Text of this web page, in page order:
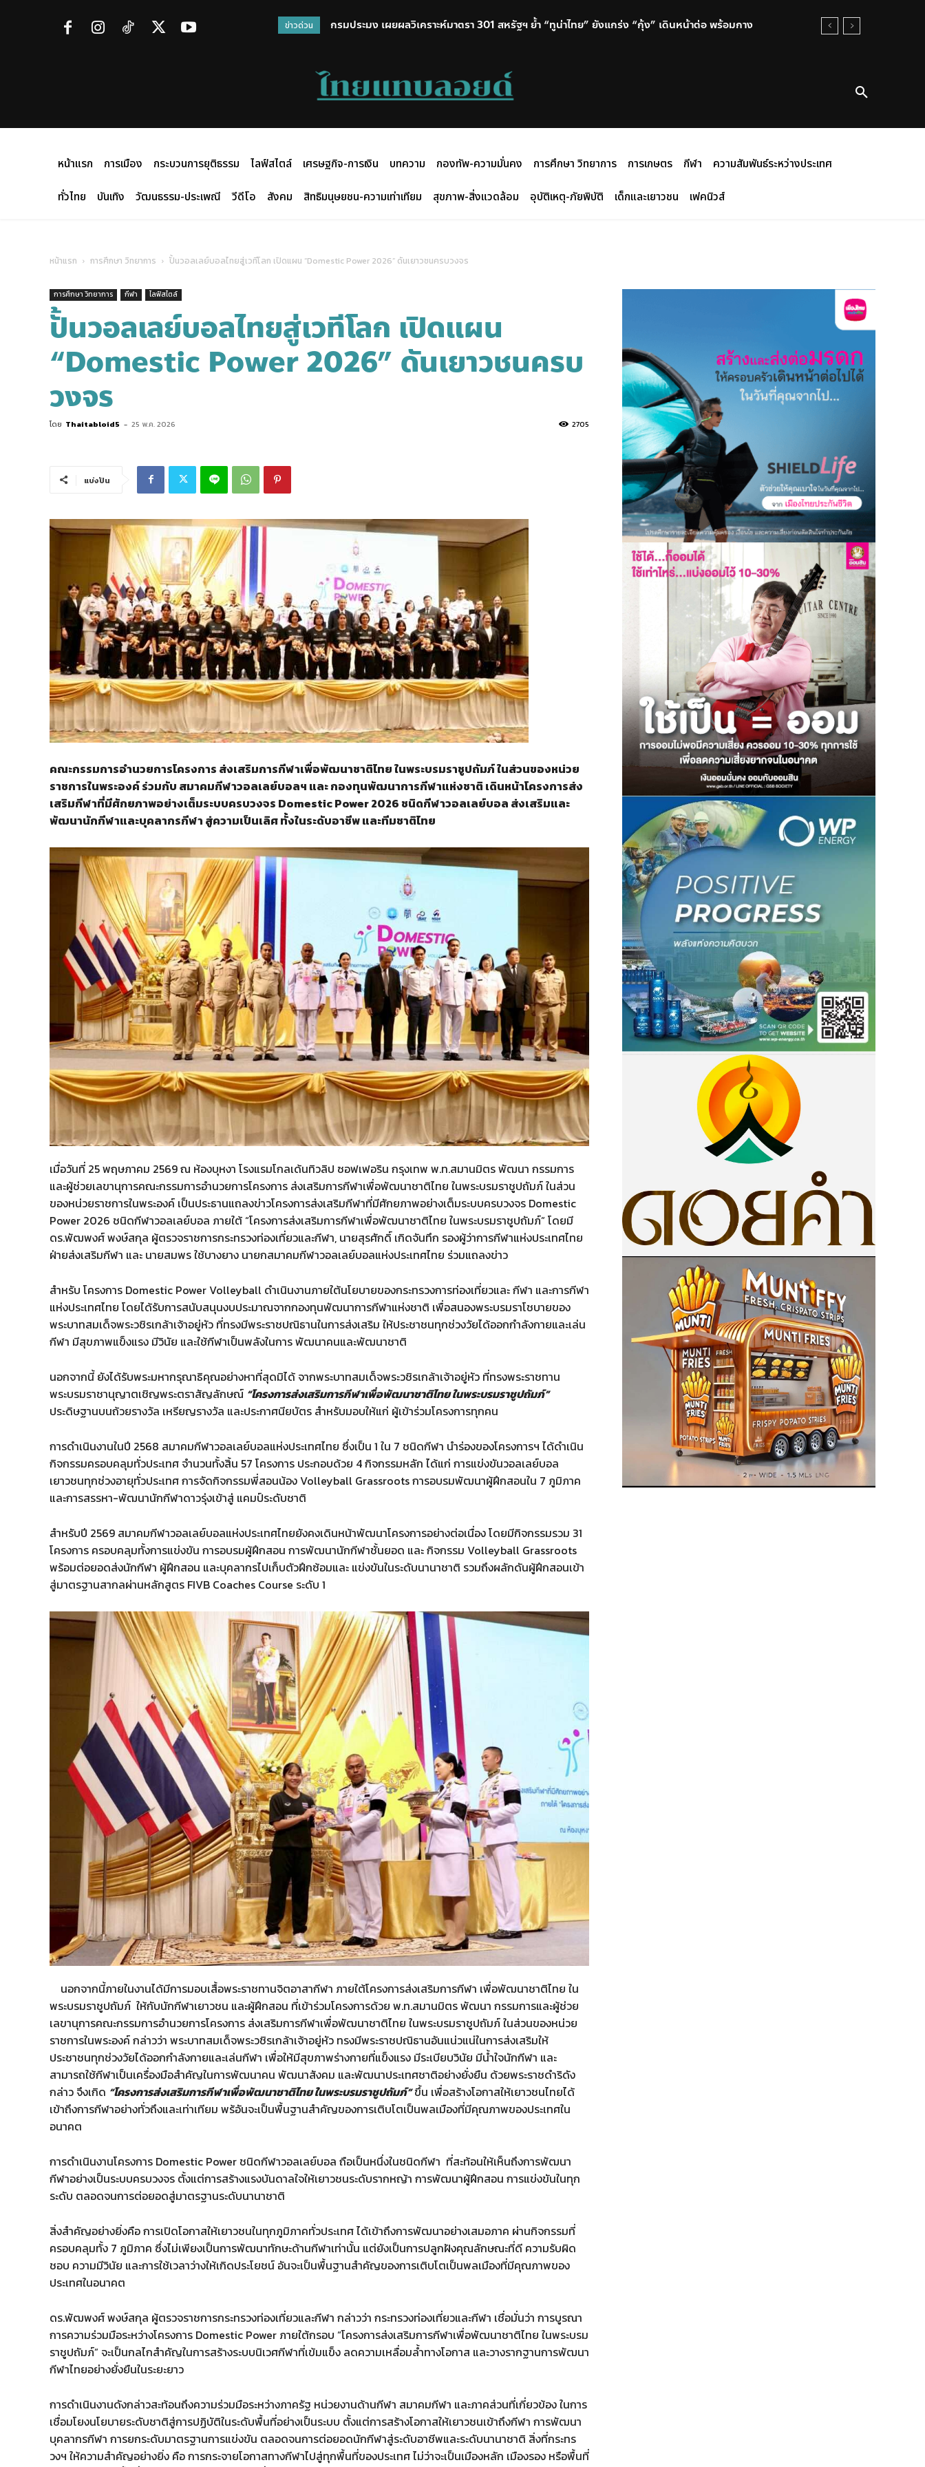
ข่าวด่วน
กรมประมง เผยผลวิเคราะห์มาตรา 301 สหรัฐฯ ย้ำ “ทูน่าไทย” ยังแกร่ง “กุ้ง” เดินหน้าต่อ พร้อมกาง
สืบ ตม.1 แฝงตัวจับหนุ่มยูกันดา อดีตนักฟุตบอล รับขายบริการชายต่างชาติ ผ่านแอปหาคู่ พบอยู่เกิน
หน้าแรก การเมือง กระบวนการยุติธรรม ไลฟ์สไตล์ เศรษฐกิจ-การเงิน บทความ กองทัพ-ความมั่นคง การศึกษา วิทยาการ การเกษตร กีฬา
ความสัมพันธ์ระหว่างประเทศ
ทั่วไทย
บันเทิง วัฒนธรรม-ประเพณี วีดีโอ สังคม สิทธิมนุษยชน-ความเท่าเทียม สุขภาพ-สิ่งแวดล้อม อุบัติเหตุ-ภัยพิบัติ เด็กและเยาวชน เฟคนิวส์
หน้าแรก การศึกษา วิทยาการ ปั้นวอลเลย์บอลไทยสู่เวทีโลก เปิดแผน “Domestic Power 2026” ดันเยาวชนครบวงจร
การศึกษา วิทยาการ กีฬา ไลฟ์สไตล์
ปั้นวอลเลย์บอลไทยสู่เวทีโลก เปิดแผน
“Domestic Power 2026” ดันเยาวชนครบ
วงจร
โดย Thaitabloid5 - 25 พ.ค. 2026 2705
แบ่งปัน
คณะกรรมการอำนวยการโครงการ ส่งเสริมการกีฬาเพื่อพัฒนาชาติไทย ในพระบรมราชูปถัมภ์ ในส่วนของหน่วย
ราชการในพระองค์ ร่วมกับ สมาคมกีฬาวอลเลย์บอลฯ และ กองทุนพัฒนาการกีฬาแห่งชาติ เดินหน้าโครงการส่ง
เสริมกีฬาที่มีศักยภาพอย่างเต็มระบบครบวงจร Domestic Power2026 ชนิดกีฬาวอลเลย์บอล ส่งเสริมและ
พัฒนานักกีฬาและบุคลากรกีฬา สู่ความเป็นเลิศ ทั้งในระดับอาชีพ และทีมชาติไทย
เมื่อวันที่ 25 พฤษภาคม 2569 ณ ห้องบุหงา โรงแรมโกลเด้นทิวลิป ซอฟเฟอริน กรุงเทพ พ.ท.สมานมิตร พัฒนา กรรมการ
และผู้ช่วยเลขานุการคณะกรรมการอำนวยการโครงการ ส่งเสริมการกีฬาเพื่อพัฒนาชาติไทย ในพระบรมราชูปถัมภ์ ในส่วน
ของหน่วยราชการในพระองค์ เป็นประธานแถลงข่าวโครงการส่งเสริมกีฬาที่มีศักยภาพอย่างเต็มระบบครบวงจร Domestic
Power 2026 ชนิดกีฬาวอลเลย์บอล ภายใต้ “โครงการส่งเสริมการกีฬาเพื่อพัฒนาชาติไทย ในพระบรมราชูปถัมภ์” โดยมี
ดร.พัฒพงศ์ พงษ์สกุล ผู้ตรวจราชการกระทรวงท่องเที่ยวและกีฬา, นายสุรศักดิ์ เกิดจันทึก รองผู้ว่าการกีฬาแห่งประเทศไทย
ฝ่ายส่งเสริมกีฬา และ นายสมพร ใช้บางยาง นายกสมาคมกีฬาวอลเลย์บอลแห่งประเทศไทย ร่วมแถลงข่าว
สำหรับ โครงการ Domestic Power Volleyball ดำเนินงานภายใต้นโยบายของกระทรวงการท่องเที่ยวและ กีฬา และการกีฬา
แห่งประเทศไทย โดยได้รับการสนับสนุนงบประมาณจากกองทุนพัฒนาการกีฬาแห่งชาติ เพื่อสนองพระบรมราโชบายของ
พระบาทสมเด็จพระวชิรเกล้าเจ้าอยู่หัว ที่ทรงมีพระราชปณิธานในการส่งเสริม ให้ประชาชนทุกช่วงวัยได้ออกกำลังกายและเล่น
กีฬา มีสุขภาพแข็งแรง มีวินัย และใช้กีฬาเป็นพลังในการ พัฒนาคนและพัฒนาชาติ
นอกจากนี้ ยังได้รับพระมหากรุณาธิคุณอย่างหาที่สุดมิได้ จากพระบาทสมเด็จพระวชิรเกล้าเจ้าอยู่หัว ที่ทรงพระราชทาน
พระบรมราชานุญาตเชิญพระตราสัญลักษณ์ “โครงการส่งเสริมการกีฬาเพื่อพัฒนาชาติไทย ในพระบรมราชูปถัมภ์”
ประดิษฐานบนถ้วยรางวัล เหรียญรางวัล และประกาศนียบัตร สำหรับมอบให้แก่ ผู้เข้าร่วมโครงการทุกคน
การดำเนินงานในปี 2568 สมาคมกีฬาวอลเลย์บอลแห่งประเทศไทย ซึ่งเป็น 1 ใน 7 ชนิดกีฬา นำร่องของโครงการฯ ได้ดำเนิน
กิจกรรมครอบคลุมทั่วประเทศ จำนวนทั้งสิ้น 57 โครงการ ประกอบด้วย 4 กิจกรรมหลัก ได้แก่ การแข่งขันวอลเลย์บอล
เยาวชนทุกช่วงอายุทั่วประเทศ การจัดกิจกรรมพี่สอนน้อง Volleyball Grassroots การอบรมพัฒนาผู้ฝึกสอนใน 7 ภูมิภาค
และการสรรหา-พัฒนานักกีฬาดาวรุ่งเข้าสู่ แคมป์ระดับชาติ
สำหรับปี 2569 สมาคมกีฬาวอลเลย์บอลแห่งประเทศไทยยังคงเดินหน้าพัฒนาโครงการอย่างต่อเนื่อง โดยมีกิจกรรมรวม 31
โครงการ ครอบคลุมทั้งการแข่งขัน การอบรมผู้ฝึกสอน การพัฒนานักกีฬาชั้นยอด และ กิจกรรม Volleyball Grassroots
พร้อมต่อยอดส่งนักกีฬา ผู้ฝึกสอน และบุคลากรไปเก็บตัวฝึกซ้อมและ แข่งขันในระดับนานาชาติ รวมถึงผลักดันผู้ฝึกสอนเข้า
สู่มาตรฐานสากลผ่านหลักสูตร FIVB Coaches Course ระดับ 1
นอกจากนี้ภายในงานได้มีการมอบเสื้อพระราชทานจิตอาสากีฬา ภายใต้โครงการส่งเสริมการกีฬา เพื่อพัฒนาชาติไทย ใน
พระบรมราชูปถัมภ์ ให้กับนักกีฬาเยาวชน และผู้ฝึกสอน ที่เข้าร่วมโครงการด้วย พ.ท.สมานมิตร พัฒนา กรรมการและผู้ช่วย
เลขานุการคณะกรรมการอำนวยการโครงการ ส่งเสริมการกีฬาเพื่อพัฒนาชาติไทย ในพระบรมราชูปถัมภ์ ในส่วนของหน่วย
ราชการในพระองค์ กล่าวว่า พระบาทสมเด็จพระวชิรเกล้าเจ้าอยู่หัว ทรงมีพระราชปณิธานอันแน่วแน่ในการส่งเสริมให้
ประชาชนทุกช่วงวัยได้ออกกำลังกายและเล่นกีฬา เพื่อให้มีสุขภาพร่างกายที่แข็งแรง มีระเบียบวินัย มีน้ำใจนักกีฬา และ
สามารถใช้กีฬาเป็นเครื่องมือสำคัญในการพัฒนาคน พัฒนาสังคม และพัฒนาประเทศชาติอย่างยั่งยืน ด้วยพระราชดำริดัง
กล่าว จึงเกิด “โครงการส่งเสริมการกีฬาเพื่อพัฒนาชาติไทย ในพระบรมราชูปถัมภ์”ขึ้น เพื่อสร้างโอกาสให้เยาวชนไทยได้
เข้าถึงการกีฬาอย่างทั่วถึงและเท่าเทียม พร้อันจะเป็นพื้นฐานสำคัญของการเติบโตเป็นพลเมืองที่มีคุณภาพของประเทศใน
อนาคต
การดำเนินงานโครงการ Domestic Power ชนิดกีฬาวอลเลย์บอล ถือเป็นหนึ่งในชนิดกีฬา ที่สะท้อนให้เห็นถึงการพัฒนา
กีฬาอย่างเป็นระบบครบวงจร ตั้งแต่การสร้างแรงบันดาลใจให้เยาวชนระดับรากหญ้า การพัฒนาผู้ฝึกสอน การแข่งขันในทุก
ระดับ ตลอดจนการต่อยอดสู่มาตรฐานระดับนานาชาติ
สิ่งสำคัญอย่างยิ่งคือ การเปิดโอกาสให้เยาวชนในทุกภูมิภาคทั่วประเทศ ได้เข้าถึงการพัฒนาอย่างเสมอภาค ผ่านกิจกรรมที่
ครอบคลุมทั้ง 7 ภูมิภาค ซึ่งไม่เพียงเป็นการพัฒนาทักษะด้านกีฬาเท่านั้น แต่ยังเป็นการปลูกฝังคุณลักษณะที่ดี ความรับผิด
ชอบ ความมีวินัย และการใช้เวลาว่างให้เกิดประโยชน์ อันจะเป็นพื้นฐานสำคัญของการเติบโตเป็นพลเมืองที่มีคุณภาพของ
ประเทศในอนาคต
ดร.พัฒพงศ์ พงษ์สกุล ผู้ตรวจราชการกระทรวงท่องเที่ยวและกีฬา กล่าวว่า กระทรวงท่องเที่ยวและกีฬา เชื่อมั่นว่า การบูรณา
การความร่วมมือระหว่างโครงการ Domestic Power ภายใต้กรอบ “โครงการส่งเสริมการกีฬาเพื่อพัฒนาชาติไทย ในพระบรม
ราชูปถัมภ์” จะเป็นกลไกสำคัญในการสร้างระบบนิเวศกีฬาที่เข้มแข็ง ลดความเหลื่อมล้ำทางโอกาส และวางรากฐานการพัฒนา
กีฬาไทยอย่างยั่งยืนในระยะยาว
การดำเนินงานดังกล่าวสะท้อนถึงความร่วมมือระหว่างภาครัฐ หน่วยงานด้านกีฬา สมาคมกีฬา และภาคส่วนที่เกี่ยวข้อง ในการ
เชื่อมโยงนโยบายระดับชาติสู่การปฏิบัติในระดับพื้นที่อย่างเป็นระบบ ตั้งแต่การสร้างโอกาสให้เยาวชนเข้าถึงกีฬา การพัฒนา
บุคลากรกีฬา การยกระดับมาตรฐานการแข่งขัน ตลอดจนการต่อยอดนักกีฬาสู่ระดับอาชีพและระดับนานาชาติ สิ่งที่กระทร
วงฯ ให้ความสำคัญอย่างยิ่ง คือ การกระจายโอกาสทางกีฬาไปสู่ทุกพื้นที่ของประเทศ ไม่ว่าจะเป็นเมืองหลัก เมืองรอง หรือพื้นที่